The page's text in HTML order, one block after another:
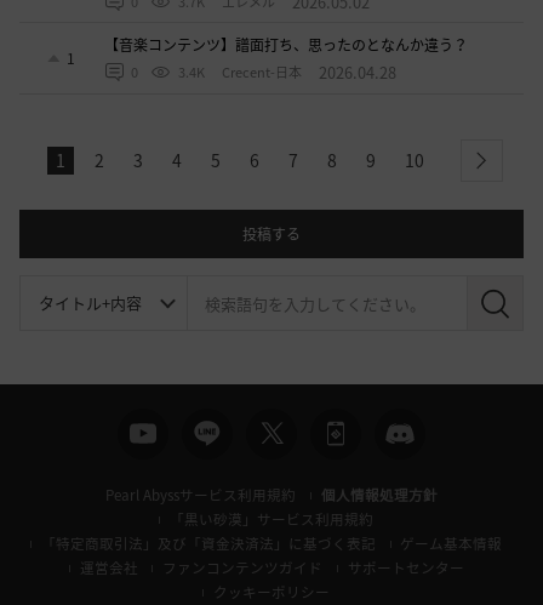
1
【音楽コンテンツ】譜面打ち、思ったのとなんか違う？
0 3.4K Crecent-日本 2026.04.28
1 2 3 4 5 6 7 8 9 10 next
投稿する
検
Pearl Abyssサービス利用規約
個人情報処理方針
「黒い砂漠」サービス利用規約
「特定商取引法」及び「資金決済法」に基づく表記
ゲーム基本情報
運営会社
ファンコンテンツガイド
サポートセンター
クッキーポリシー